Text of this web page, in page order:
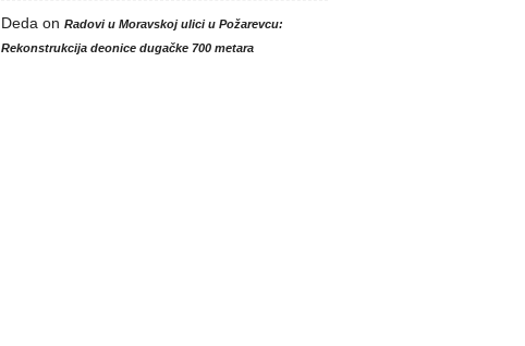
Deda on Radovi u Moravskoj ulici u Požarevcu:
Rekonstrukcija deonice dugačke 700 metara